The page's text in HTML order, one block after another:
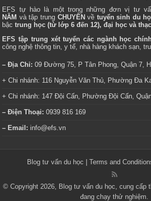
EFS tự hào là một trong những đơn vị tư
NĂM và tập trung CHUYÊN về tuyển sinh du
bậctrung học (từ lớp 6 đến 12), đại học và
EFS tập trung xét tuyển các ngành học
công nghệ thông tin, y tế, nhà hàng khách sạn,
– Địa Chỉ: 09 Đường 75, P Tân Phong, Quận 7,
+ Chi nhánh: 116 Nguyễn Văn Thủ, Phường Đa
+ Chi nhánh: 147 Đội Cấn, Phường Đội Cấn,
– Điện Thoại: 0939 816 169
– Email: info@efs.vn
Blog tư vấn du học Terms and
© Copyright 2026, Blog tư vấn du học, cung cấp
đang chạy thử nghiệm.